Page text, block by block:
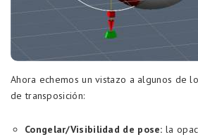
Ahora echemos un vistazo a algunos de
de transposición:
Congelar/Visibilidad de pose: la